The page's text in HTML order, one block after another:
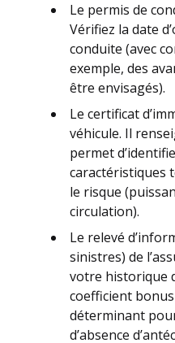
Le permis de
Vérifiez la date
conduite (avec
exemple, des
être envisagés).
Le certificat
véhicule. Il
permet
caractéristiques
le risque
circulation).
Le relevé
sinistres) de
votre historique
coefficient
déterminant
d’absence